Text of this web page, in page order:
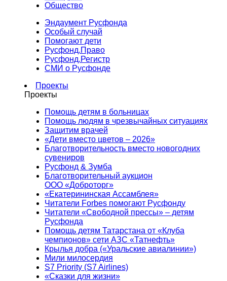
Общество
Эндаумент Русфонда
Особый случай
Помогают дети
Русфонд.Право
Русфонд.Регистр
СМИ о Русфонде
Проекты
Проекты
Помощь детям в больницах
Помощь людям в чрезвычайных ситуациях
Защитим врачей
«Дети вместо цветов – 2026»
Благотворительность вместо новогодних
сувениров
Русфонд & Зумба
Благотворительный аукцион
ООО «Доброторг»
«Екатерининская Ассамблея»
Читатели Forbes помогают Русфонду
Читатели «Свободной прессы» – детям
Русфонда
Помощь детям Татарстана от «Клуба
чемпионов» сети АЗС «Татнефть»
Крылья добра («Уральские авиалинии»)
Мили милосердия
S7 Priority (S7 Airlines)
«Сказки для жизни»